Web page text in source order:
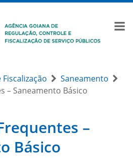
Fiscalização
Saneamento
– Saneamento Básico
–
Básico